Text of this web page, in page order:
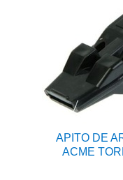
APITO DE
ACME